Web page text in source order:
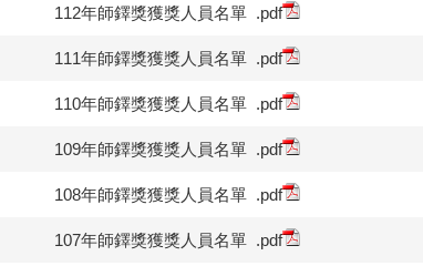
112年師鐸獎獲獎人員名單 .pdf
111年師鐸獎獲獎人員名單 .pdf
110年師鐸獎獲獎人員名單 .pdf
109年師鐸獎獲獎人員名單 .pdf
108年師鐸獎獲獎人員名單 .pdf
107年師鐸獎獲獎人員名單 .pdf